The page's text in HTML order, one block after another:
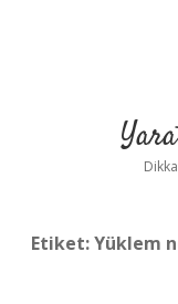
Etiket:Yüklem